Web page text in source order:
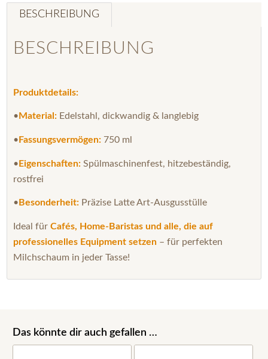
BESCHREIBUNG
BESCHREIBUNG
Produktdetails:
• Material: Edelstahl, dickwandig & langlebig
• Fassungsvermögen: 750 ml
•Eigenschaften: Spülmaschinenfest, hitzebeständig,
rostfrei
• Besonderheit: Präzise Latte Art-Ausgusstülle
Ideal fürCafés, Home-Baristas und alle, die auf
professionelles Equipment setzen – für perfekten
Milchschaum in jeder Tasse!
Das könnte dir auch gefallen …